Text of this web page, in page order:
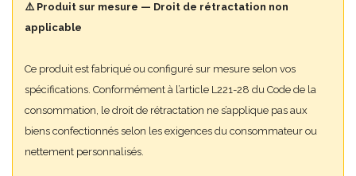
⚠️ Produit sur mesure — Droit de rétractation non
applicable
Ce produit est fabriqué ou configuré sur mesure selon vos
spécifications. Conformément à l’article L221-28 du Code de la
consommation, le droit de rétractation ne s’applique pas aux
biens confectionnés selon les exigences du consommateur ou
nettement personnalisés.